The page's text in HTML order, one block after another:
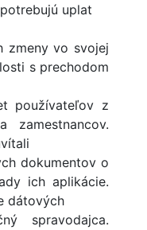
uplat
zmeny vo svojej
s prechodom
používateľov z
dokumentov o
ich aplikácie.
dátových
spravodajca.